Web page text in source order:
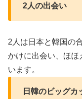
2人の出会い
2人は日本と韓国の
かけに出会い、ほほ
います。
日韓のビッグカ